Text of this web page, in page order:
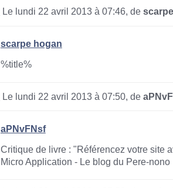
Le lundi 22 avril 2013 à 07:46, de
scarpe hogan
%title%
Le lundi 22 avril 2013 à 07:50, de
aPNvFNsf
Critique de livre : "Référencez votre site
Micro Application - Le blog du Pere-nono